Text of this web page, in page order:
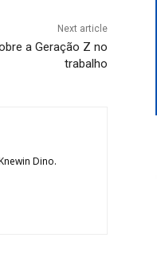
Next article
a Geração Z no
trabalho
Dino.